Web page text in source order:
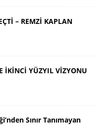
– REMZİ KAPLAN
İKİNCİ YÜZYIL VİZYONU
Sınır Tanımayan